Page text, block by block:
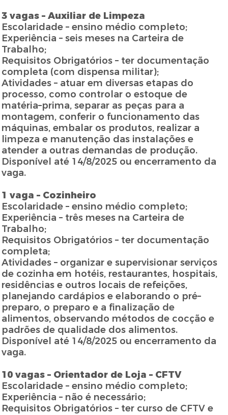
3 vagas – Auxiliar de Limpeza
Escolaridade – ensino médio completo;
Experiência – seis meses na Carteira de
Trabalho;
Requisitos Obrigatórios – ter documentação
completa (com dispensa militar);
Atividades – atuar em diversas etapas do
processo, como controlar o estoque de
matéria–prima, separar as peças para a
montagem, conferir o funcionamento das
máquinas, embalar os produtos, realizar a
limpeza e manutenção das instalações e
atender a outras demandas de produção.
Disponível até 14/8/2025 ou encerramento da
vaga.
1 vaga – Cozinheiro
Escolaridade – ensino médio completo;
Experiência – três meses na Carteira de
Trabalho;
Requisitos Obrigatórios – ter documentação
completa;
Atividades – organizar e supervisionar serviços
de cozinha em hotéis, restaurantes, hospitais,
residências e outros locais de refeições,
planejando cardápios e elaborando o pré–
preparo, o preparo e a finalização de
alimentos, observando métodos de cocção e
padrões de qualidade dos alimentos.
Disponível até 14/8/2025 ou encerramento da
vaga.
10 vagas – Orientador de Loja – CFTV
Escolaridade – ensino médio completo;
Experiência – não é necessário;
Requisitos Obrigatórios – ter curso de CFTV e